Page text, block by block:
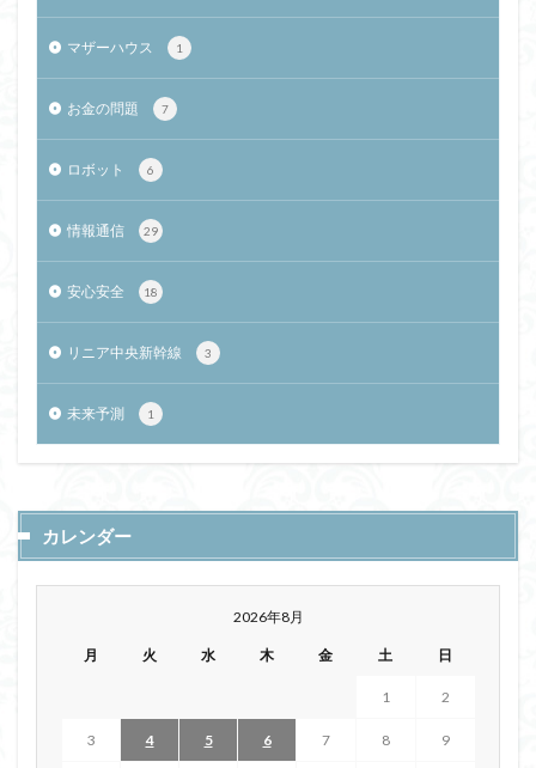
マザーハウス 1
お金の問題 7
ロボット 6
情報通信 29
安心安全 18
リニア中央新幹線 3
未来予測 1
カレンダー
2026年8月
月 火 水 木 金 土 日
1 2
3 4 5 6 7 8 9